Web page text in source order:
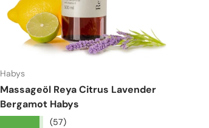
Habys
Massageöl Reya Citrus Lavender
Bergamot Habys
(57)